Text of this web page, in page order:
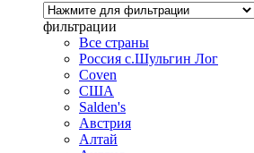
фильтрации
Все страны
Россия с.Шульгин Лог
Coven
CША
Salden's
Австрия
Алтай